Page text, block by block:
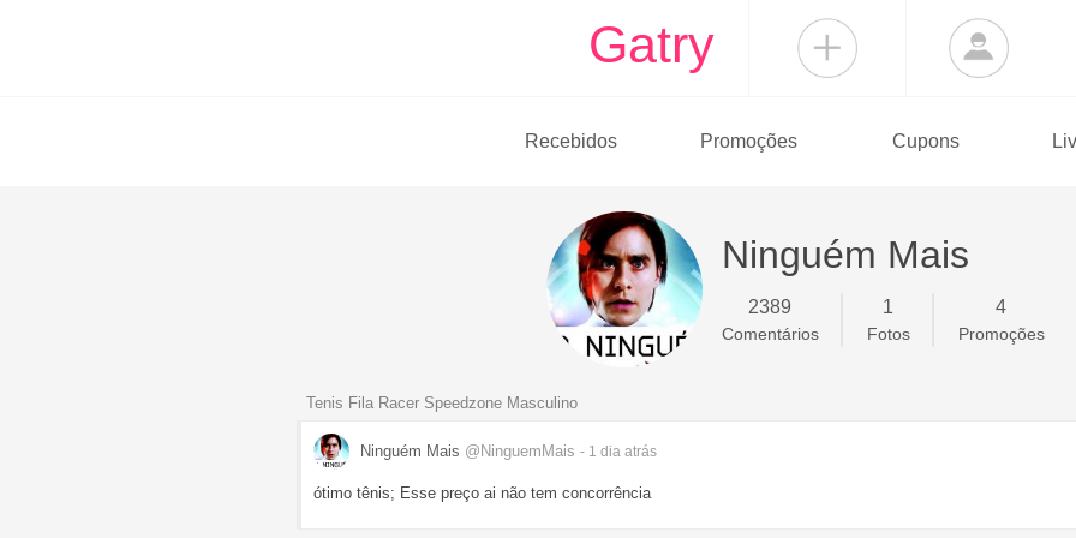
Gatry
Recebidos Promoções Cupons
Ninguém Mais
2389
Comentários
1
Fotos
4
Promoções
Tenis Fila Racer Speedzone Masculino
Ninguém Mais @NinguemMais - 1 dia atrás
ótimo tênis; Esse preço ai não tem concorrência